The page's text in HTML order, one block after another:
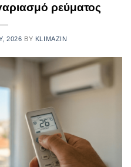
ρεύματος
2026 BY KLIMAZIN